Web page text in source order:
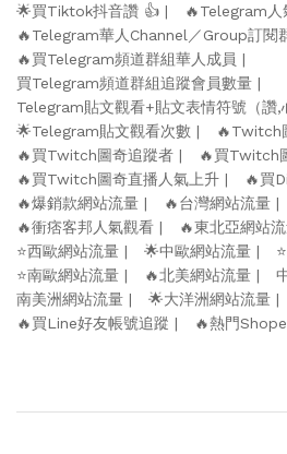
🌟買Tiktok抖音讚 👍
🔥Telegram人
🔥Telegram華人Channel／Group訂閱
🔥買Telegram頻道群組華人成員
買Telegram頻道群組追蹤會員數量
Telegram貼文觀看+貼文表情符號（讚,
🌟Telegram貼文觀看次數
🔥Twitch
🔥買Twitch圖奇追蹤者
🔥買Twitch
🔥買Twitch圖奇直播人氣上升
🔥買
🔥爆銷款網站流量
🔥台灣網站流量
🔥衝痞客邦人氣觀看
🔥東北亞網站
⭐️西歐網站流量
🌟中歐網站流量
⭐️南歐網站流量
🔥北美網站流量
南美洲網站流量
🌟大洋洲網站流量
🔥買Line好友帳號追蹤
🔥熱門